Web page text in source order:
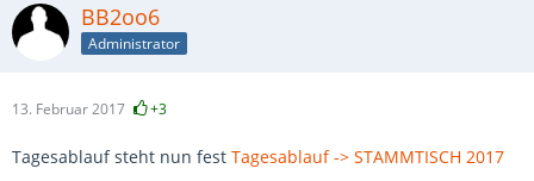
BB2oo6
Administrator
13. Februar 2017 +3
Tagesablauf steht nun fest Tagesablauf -> STAMMTISCH 2017